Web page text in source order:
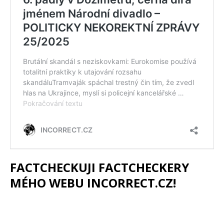
FACTCHECKUJI FACTCHECKERY
MÉHO WEBU INCORRECT.CZ!